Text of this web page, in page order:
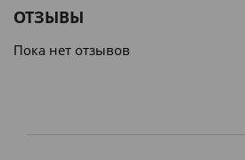
ОТЗЫВЫ
Пока нет отзывов